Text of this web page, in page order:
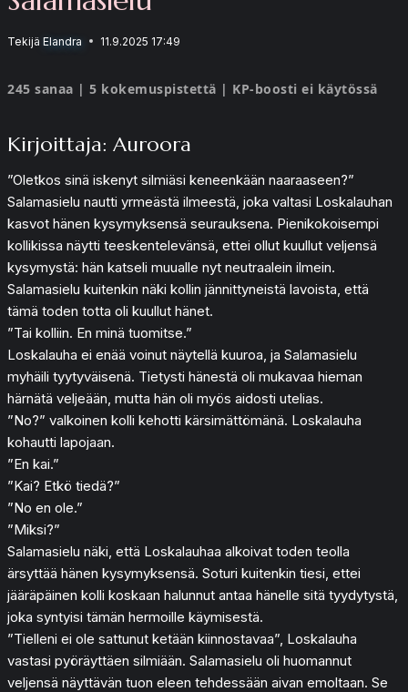
Tekijä Elandra 11.9.2025 17:49
245 sanaa | 5 kokemuspistettä | KP-boosti ei käytössä
Kirjoittaja: Auroora
”Oletkos sinä iskenyt silmiäsi keneenkään naaraaseen?”
Salamasielu nautti yrmeästä ilmeestä, joka valtasi Loskalauhan
kasvot hänen kysymyksensä seurauksena. Pienikokoisempi
kollikissa näytti teeskentelevänsä, ettei ollut kuullut veljensä
kysymystä: hän katseli muualle nyt neutraalein ilmein.
Salamasielu kuitenkin näki kollin jännittyneistä lavoista, että
tämä toden totta oli kuullut hänet.
”Tai kolliin. En minä tuomitse.”
Loskalauha ei enää voinut näytellä kuuroa, ja Salamasielu
myhäili tyytyväisenä. Tietysti hänestä oli mukavaa hieman
härnätä veljeään, mutta hän oli myös aidosti utelias.
”No?” valkoinen kolli kehotti kärsimättömänä. Loskalauha
kohautti lapojaan.
”En kai.”
”Kai? Etkö tiedä?”
”No en ole.”
”Miksi?”
Salamasielu näki, että Loskalauhaa alkoivat toden teolla
ärsyttää hänen kysymyksensä. Soturi kuitenkin tiesi, ettei
jääräpäinen kolli koskaan halunnut antaa hänelle sitä tyydytystä,
joka syntyisi tämän hermoille käymisestä.
”Tielleni ei ole sattunut ketään kiinnostavaa”, Loskalauha
vastasi pyöräyttäen silmiään. Salamasielu oli huomannut
veljensä näyttävän tuon eleen tehdessään aivan emoltaan. Se